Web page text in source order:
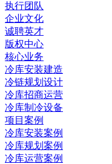
执行团队
企业文化
诚聘英才
版权中心
核心业务
冷库安装建造
冷链规划设计
冷库招商运营
冷库制冷设备
项目案例
冷库安装案例
冷库规划案例
冷库运营案例